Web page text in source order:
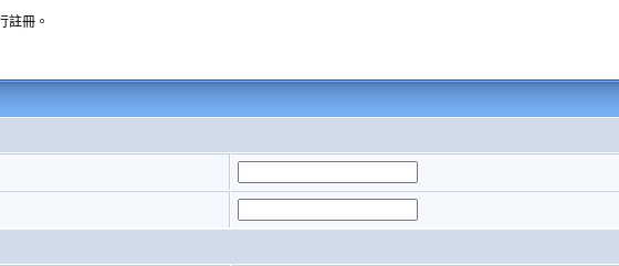
註冊。